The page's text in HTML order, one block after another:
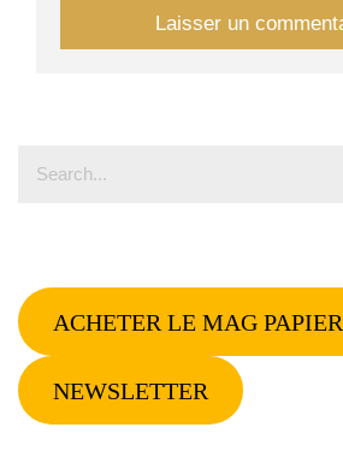
ACHETER LE MAG PAPIER
NEWSLETTER